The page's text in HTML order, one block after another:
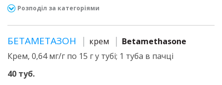
Розподіл за категоріями
БЕТАМЕТАЗОН крем
Betamethasone
Крем, 0,64 мг/г по 15 г у тубі; 1 туба в пачці
40 туб.